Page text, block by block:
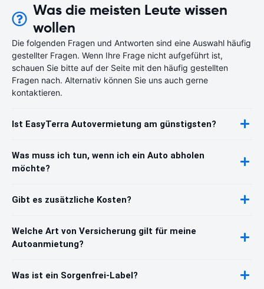
Was die meisten Leute wissen
wollen
Die folgenden Fragen und Antworten sind eine Auswahl häufig
gestellter Fragen. Wenn Ihre Frage nicht aufgeführt ist,
schauen Sie bitte auf der Seite mit den häufig gestellten
Fragen nach. Alternativ können Sie uns auch gerne
kontaktieren.
Ist EasyTerra Autovermietung am günstigsten?
Was muss ich tun, wenn ich ein Auto abholen
möchte?
Gibt es zusätzliche Kosten?
Welche Art von Versicherung gilt für meine
Autoanmietung?
Was ist ein Sorgenfrei-Label?